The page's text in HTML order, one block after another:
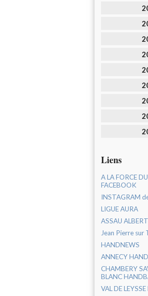
Liens
A LA FORCE
FACEBOOK
INSTAGRAM
LIGUE AURA
ASSAU
Jean Pierre
HANDNEWS
ANNECY
CHAMBERY
BLANC
VAL DE LEYSSE